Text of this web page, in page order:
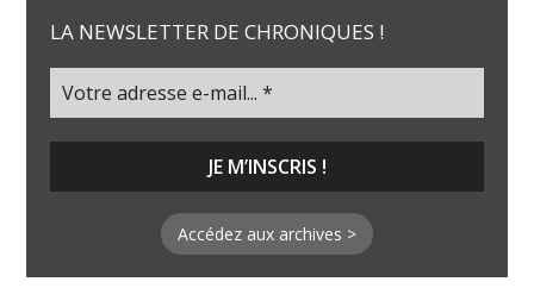
LA NEWSLETTER DE CHRONIQUES !
Accédez aux archives >